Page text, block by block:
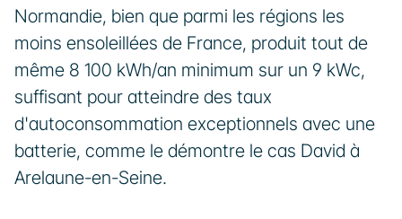
Normandie, bien que parmi les régions les
moins ensoleillées de France, produit tout de
même 8 100 kWh/an minimum sur un 9 kWc,
suffisant pour atteindre des taux
d'autoconsommation exceptionnels avec une
batterie, comme le démontre le cas David à
Arelaune-en-Seine.